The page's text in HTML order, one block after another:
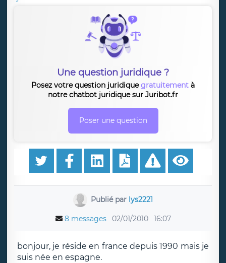
Une question juridique ?
Posez votre question juridiquegratuitement à
notre chatbot juridique sur Juribot.fr
Poser une question
Publié par lys2221
8 messages 02/01/2010 16:07
bonjour, je réside en france depuis 1990 mais je
suis née en espagne.